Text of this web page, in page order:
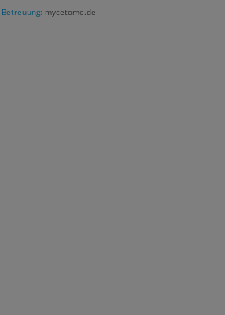
Betreuung: mycetome.de